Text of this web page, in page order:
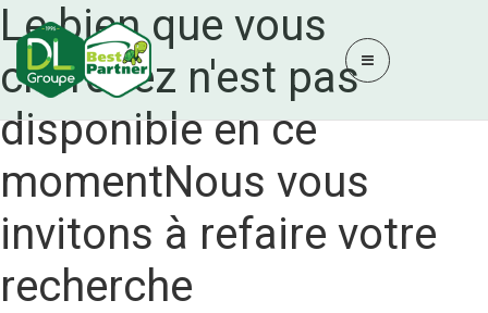
Le bien que vous
cherchez n'est pas
disponible en ce
momentNous vous
invitons à refaire votre
recherche